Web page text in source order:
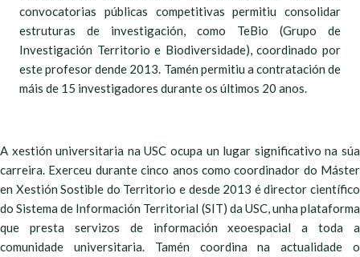
convocatorias públicas competitivas permitiu consolidar
estruturas de investigación, como TeBio (Grupo de
Investigación Territorio e Biodiversidade), coordinado por
este profesor dende 2013. Tamén permitiu a contratación de
máis de 15 investigadores durante os últimos 20 anos.
A xestión universitaria na USC ocupa un lugar significativo na súa
carreira. Exerceu durante cinco anos como coordinador do Máster
en Xestión Sostible do Territorio e desde 2013 é director científico
do Sistema de Información Territorial (SIT) da USC, unha plataforma
que presta servizos de información xeoespacial a toda a
comunidade universitaria. Tamén coordina na actualidade o